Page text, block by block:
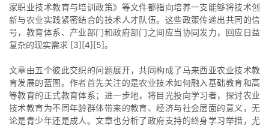
家职业技术教育与培训政策》等文件都指向培养一支能够将技术创
新与农业实践紧密结合的技术人才队伍。这些政策传递出共同的信
号，教育体系、产业部门和政府部门之间应当协同发力，回应日益
复杂的现实需求 [3][4][5]。
文章由五个彼此交织的问题展开，共同构成了马来西亚农业技术教
育发展的蓝图。作者首先关注的是农业技术如何融入基础教育和高
等教育的正式教育体系；进一步地，将目光投向学习者，探讨农业
技术教育为不同年龄群体带来的教育、经济与社会层面的意义，无
论是青少年还是成人。文章也分析了政府支持的终身学习举措，尤